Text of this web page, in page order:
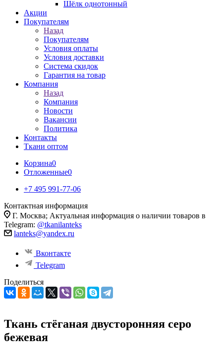
Шёлк однотонный
Акции
Покупателям
Назад
Покупателям
Условия оплаты
Условия доставки
Система скидок
Гарантия на товар
Компания
Назад
Компания
Новости
Вакансии
Политика
Контакты
Ткани оптом
Корзина0
Отложенные0
+7 495 991-77-06
Контактная информация
Г. Москва; Актуальная информация о наличии товаров в
Telegram: @tkanilanteks
lanteks@yandex.ru
Вконтакте
Telegram
Поделиться
Ткань стёганая двусторонняя серо
бежевая